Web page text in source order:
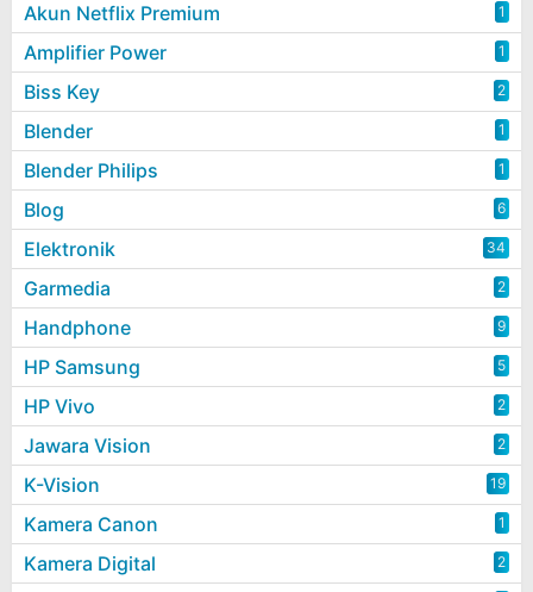
Akun Netflix Premium 1
Amplifier Power 1
Biss Key 2
Blender 1
Blender Philips 1
Blog 6
Elektronik 34
Garmedia 2
Handphone 9
HP Samsung 5
HP Vivo 2
Jawara Vision 2
K-Vision 19
Kamera Canon 1
Kamera Digital 2